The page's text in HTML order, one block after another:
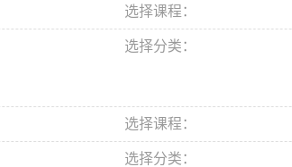
选择课程：
选择分类：
选择课程：
选择分类：